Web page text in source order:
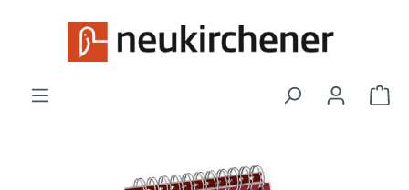
Zum Hauptinhalt springen